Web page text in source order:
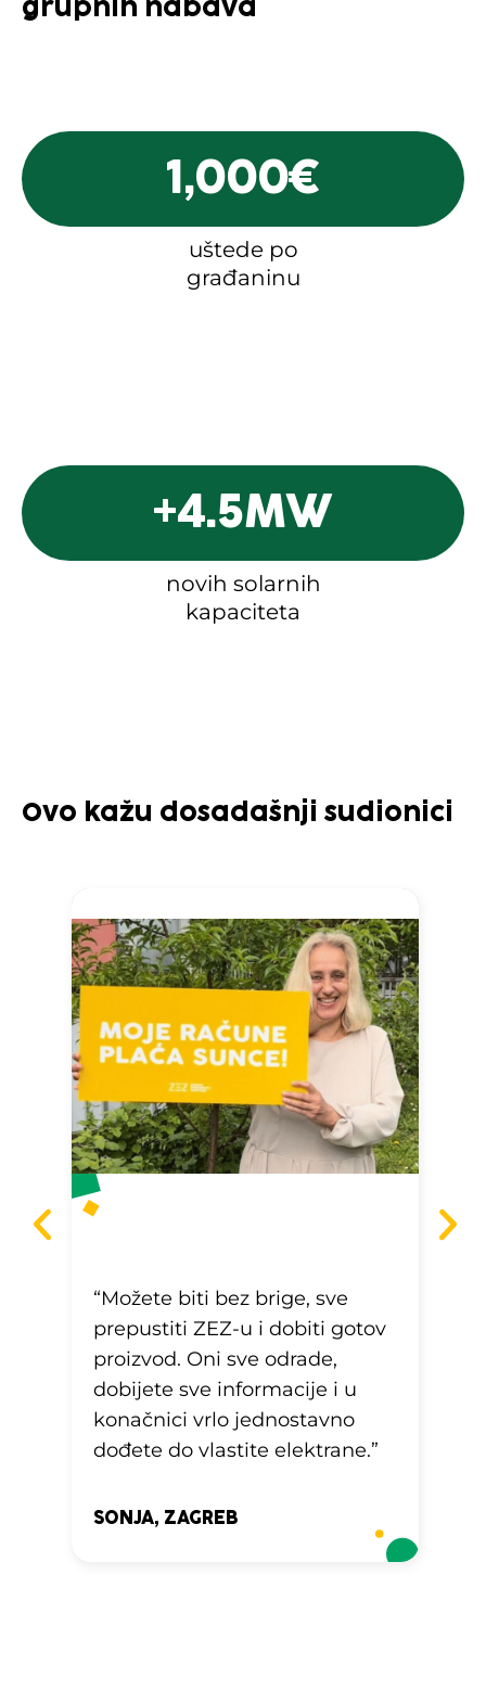
grupnih nabava
uštede po
građaninu
1,000€
novih solarnih
kapaciteta
+4.5MW
Ovo kažu dosadašnji sudionici
“Možete biti bez brige, sve
prepustiti ZEZ-u i dobiti gotov
proizvod. Oni sve odrade,
dobijete sve informacije i u
konačnici vrlo jednostavno
dođete do vlastite elektrane.”
SONJA, ZAGREB